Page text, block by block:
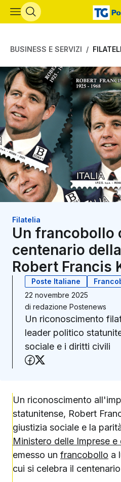
Vai al contenuto principale
BUSINESS E SERVIZI
Filatelia
Un francobollo
centenario
Robert Francis
Poste Italiane
22 novembre 2025
di redazione Postenews
Un riconoscimento
leader politico
sociale e i diritti civili
Condividi su
Un riconoscimento
statunitense, Robert
giustizia sociale e la
Ministero delle Imprese
emesso un francobollo a
cui si celebra il